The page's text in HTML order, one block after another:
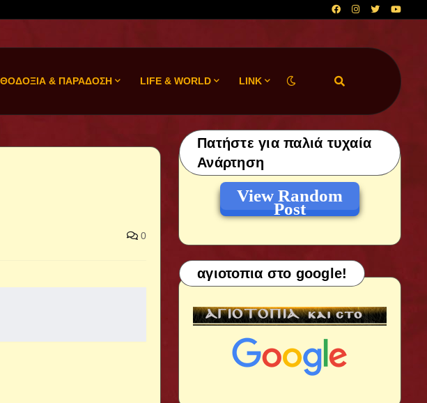
& ΠΑΡΑΔΟΣΗ LIFE & WORLD LINK
0
Πατήστε για παλιά τυχαία
Ανάρτηση
View Random
Post
αγιοτοπια στο google!